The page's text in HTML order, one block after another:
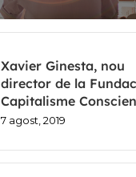
Xavier Ginesta, nou
director de la
Capitalisme
7 agost, 2019